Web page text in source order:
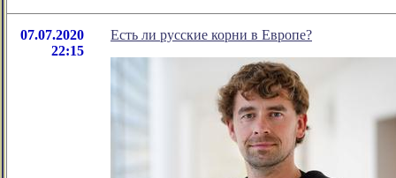
07.07.2020
22:15
Есть ли русские корни в Европе?